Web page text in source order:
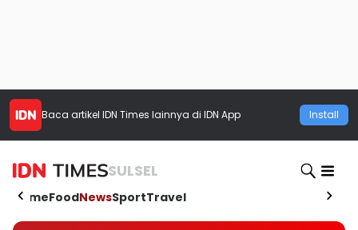
Baca artikel IDN Times lainnya di IDN App Install
SULSEL
HomeFoodNewsSportTravel